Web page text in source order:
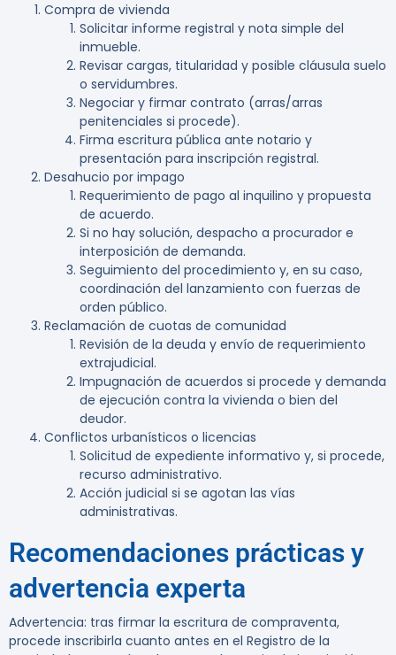
Compra de vivienda
Solicitar informe registral y nota simple del
inmueble.
Revisar cargas, titularidad y posible cláusula suelo
o servidumbres.
Negociar y firmar contrato (arras/arras
penitenciales si procede).
Firma escritura pública ante notario y
presentación para inscripción registral.
Desahucio por impago
Requerimiento de pago al inquilino y propuesta
de acuerdo.
Si no hay solución, despacho a procurador e
interposición de demanda.
Seguimiento del procedimiento y, en su caso,
coordinación del lanzamiento con fuerzas de
orden público.
Reclamación de cuotas de comunidad
Revisión de la deuda y envío de requerimiento
extrajudicial.
Impugnación de acuerdos si procede y demanda
de ejecución contra la vivienda o bien del
deudor.
Conflictos urbanísticos o licencias
Solicitud de expediente informativo y, si procede,
recurso administrativo.
Acción judicial si se agotan las vías
administrativas.
Recomendaciones prácticas y
advertencia experta
Advertencia: tras firmar la escritura de compraventa,
procede inscribirla cuanto antes en el Registro de la